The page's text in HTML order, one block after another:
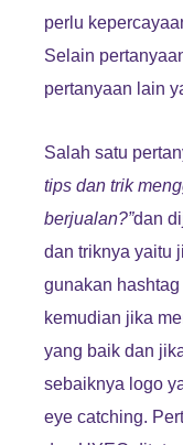
perlu
Selain
pertanyaan lain
Salah satu
tips dan trik
berjualan?”dan
dan triknya yaitu
gunakan
kemudian jika
yang baik dan
sebaiknya logo
eye catching.